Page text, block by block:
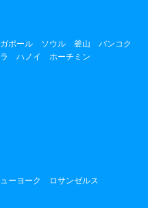
ポール ソウル 釜山
バンコク
ハノイ
ホーチミン
ーヨーク
ロサンゼルス